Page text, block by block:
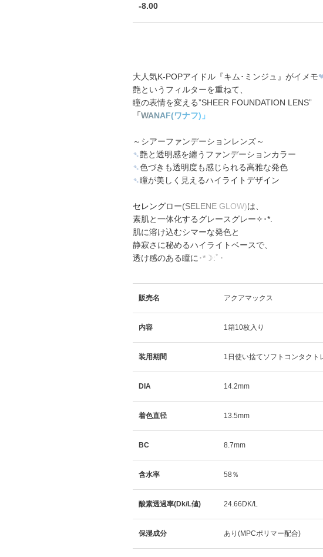
-8.00
大人気K-POPアイドル『キム･ミンジュ』がイメモ
艶というフィルターを重ねて、
瞳の表情を変える”SHEER FOUNDATION LENS”
「 WANAF(ワナフ) 」
～シアーファンデーションレンズ～
➴艶と透明感を纏うファンデーションカラー
➴色づきも透明度も感じられる高雅な発色
➴瞳が美しく見えるハイライトデザイン
セレングロー(SEL ENE GL OW)は、
素肌と一体化するグレースグレー✧･*.
肌に溶け込むシマーな発色と
静寂さに秘めるハイライトベースで、
透け感のある瞳に ･*☽:ﾟ･
販売名 アクアマックス
内容 1箱10枚入り
装用期間 1日使い捨てソフトコンタクト
DIA 14.2mm
着色直径 13.5mm
BC 8.7mm
含水率 58％
酸素透過率(Dk/L値) 24.66DK/L
保湿成分 あり(MPCポリマー配合)